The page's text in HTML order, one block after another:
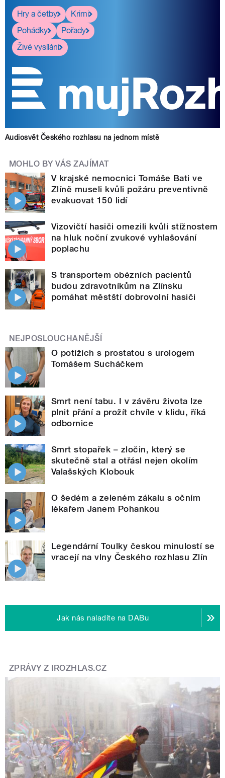
Hry a četby
Krimi
Pohádky
Pořady
Živé vysílání
Audiosvět Českého rozhlasu na jednom místě
MOHLO BY VÁS ZAJÍMAT
V krajské nemocnici Tomáše Bati ve
Zlíně museli kvůli požáru preventivně
evakuovat 150 lidí
Vizovičtí hasiči omezili kvůli stížnostem
na hluk noční zvukové vyhlašování
poplachu
S transportem obézních pacientů
budou zdravotníkům na Zlínsku
pomáhat městští dobrovolní hasiči
NEJPOSLOUCHANĚJŠÍ
O potížích s prostatou s urologem
Tomášem Sucháčkem
Smrt není tabu. I v závěru života lze
plnit přání a prožít chvíle v klidu, říká
odbornice
Smrt stopařek – zločin, který se
skutečně stal a otřásl nejen okolím
Valašských Klobouk
O šedém a zeleném zákalu s očním
lékařem Janem Pohankou
Legendární Toulky českou minulostí se
vracejí na vlny Českého rozhlasu Zlín
Jak nás naladíte na DABu
ZPRÁVY Z IROZHLAS.CZ